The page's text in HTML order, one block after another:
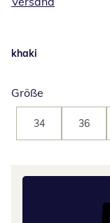
khaki
Größe
34 36